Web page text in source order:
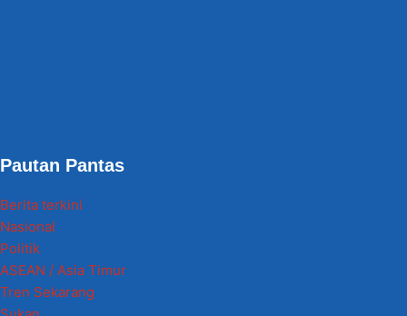
Pautan Pantas
Berita terkini
Nasional
Politik
ASEAN / Asia Timur
Tren Sekarang